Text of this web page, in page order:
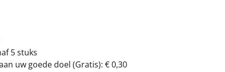
5 stuks
uw goede doel (Gratis): € 0,30